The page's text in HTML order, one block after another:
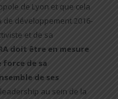
de Lyon et que cela
de développement 2016-
et de sa
doit être en mesure
de sa
de ses
au sein de la